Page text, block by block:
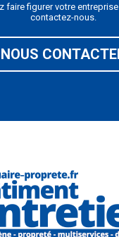
faire figurer votre
contactez-nous.
NOUS